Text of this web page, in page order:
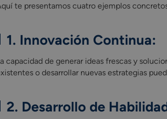
te presentamos cuatro ejemplos
1. Innovación Continua:
capacidad de generar ideas frescas y
o desarrollar nuevas estrategias
2. Desarrollo de